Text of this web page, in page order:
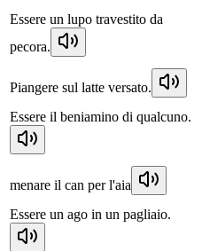
Essere un lupo travestito da
pecora.
Piangere sul latte versato.
Essere il beniamino di qualcuno.
menare il can per l'aia
Essere un ago in un pagliaio.